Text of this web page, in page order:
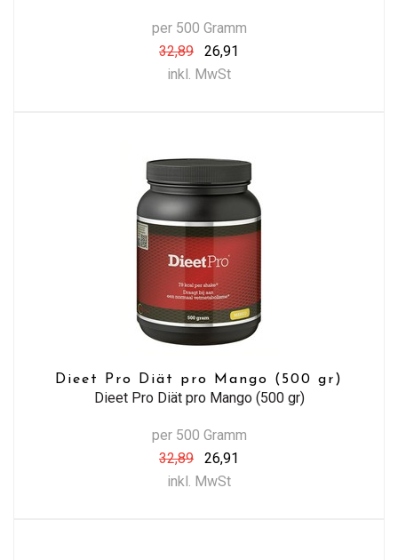
per 500 Gramm
32,89
26,91
inkl. MwSt
Dieet Pro Diät pro Mango (500 gr)
Dieet Pro Diät pro Mango (500 gr)
per 500 Gramm
32,89
26,91
inkl. MwSt